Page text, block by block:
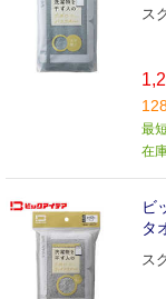
ス
最
在
ビ
タ
ス